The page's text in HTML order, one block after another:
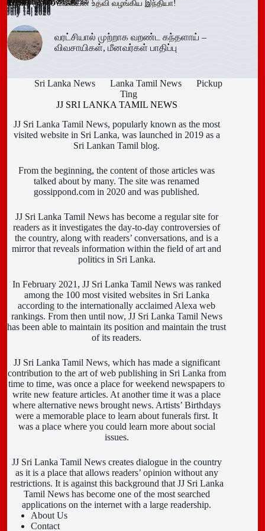
July 16, 2026
July 15, 2026
July 15, 2026
July 15, 2026
July 15, 2026
July 15, 2026
July 15, 2026
July 15, 2026
July 14, 2026
விழா!
July 14, 2026
வழங்க ரூ.600 மில்லியன் உதவி வழங்கிய இந்தியா!
July 14, 2026
வரட்சியால் முற்றாக வறண்ட கந்தளாய் –
விவசாயிகள், மீனவர்கள் பாதிப்பு
Sri Lanka News Lanka Tamil News
Pickup
Ting
JJ SRI LANKA TAMIL NEWS
JJ Sri Lanka Tamil News, popularly known as the most
visited website in Sri Lanka, was launched in 2019 as a
Sri Lankan Tamil blog.
From the beginning, the content of those articles was
talked about by many. The site was renamed
gossippond.com in 2020 and was published.
JJ Sri Lanka Tamil News has become a regular site for
readers as it investigates the day-to-day controversies of
the country, along with readers’ conversations, and is a
mirror that reveals information within the field of art and
politics in Sri Lanka.
In February 2021, JJ Sri Lanka Tamil News was ranked
among the 100 most visited websites in Sri Lanka
according to the internationally acclaimed Alexa web
rankings. From then until now, JJ Sri Lanka Tamil News
has been able to maintain its position and maintain the trust
of its readers.
JJ Sri Lanka Tamil News, which has made a significant
contribution to the art of web publishing in Sri Lanka from
time to time, was once a place for weekend newspapers to
write new feature articles. At another time it was a place
where alternative news brought news. Artists’ Birthdays
were a memorable place to learn about funerals first. It
was a place where you could learn more about social
issues.
JJ Sri Lanka Tamil News creates dialogue in the country
as it is a place that allows readers’ opinion without any
restrictions. It is against this background that JJ Sri Lanka
Tamil News has become one of the most searched
applications on the internet with a large readership.
About Us
Contact